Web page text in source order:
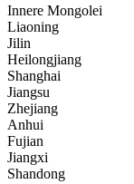
Innere Mongolei
Liaoning
Jilin
Heilongjiang
Shanghai
Jiangsu
Zhejiang
Anhui
Fujian
Jiangxi
Shandong